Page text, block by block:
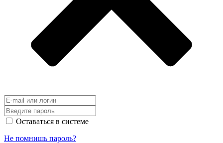
Оставаться в системе
Не помнишь пароль?